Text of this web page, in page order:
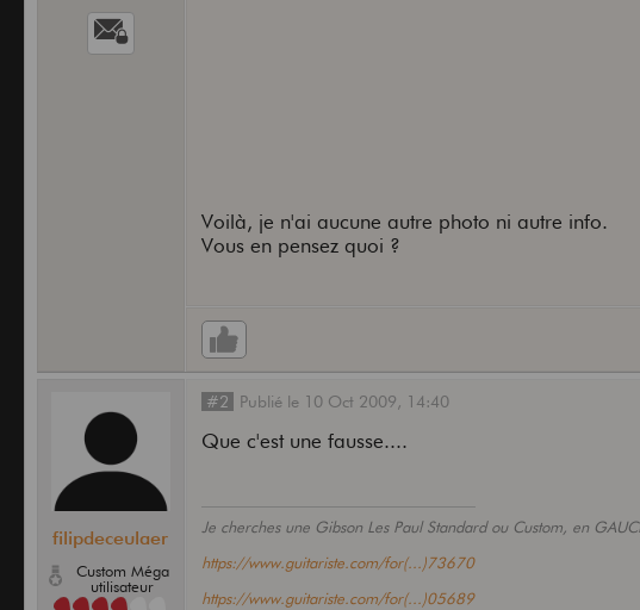
Voilà, je n'ai aucune autre photo ni autre info.
Vous en pensez quoi ?
filipdeceulaer
Custom Méga
utilisateur
#2 Publié le 10 Oct 2009, 14:40
Que c'est une fausse....
Je cherches une Gibson Les Paul Standard ou Custom, en
https://www.guitariste.com/for(...)73670
https://www.guitariste.com/for(...)05689